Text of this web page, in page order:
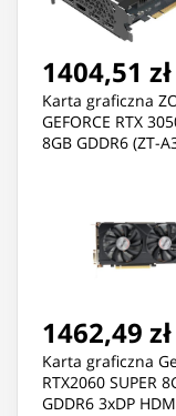
1404,51 zł
Karta graficzna
GEFORCE RTX
8GB GDDR6 (ZT-
1462,49 zł
Karta graficzna
RTX2060 SUPER
GDDR6 3xDP